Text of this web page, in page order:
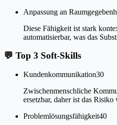
Anpassung an
Diese Fähigkeit ist stark
automatisierbar, was das
💬 Top 3 Soft-Skills
Kundenkommunikation30
Zwischenmenschliche
ersetzbar, daher ist das
Problemlösungsfähigkeit40